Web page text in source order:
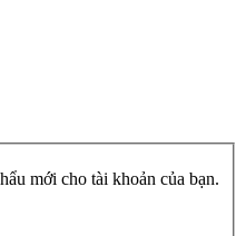
mới cho tài khoản của bạn.